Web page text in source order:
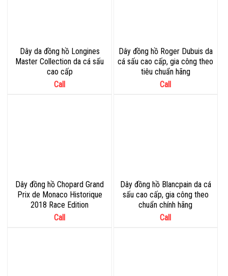
Dây da đồng hồ Longines
Master Collection da cá sấu
cao cấp
Call
Dây đồng hồ Roger Dubuis da
cá sấu cao cấp, gia công theo
tiêu chuẩn hãng
Call
Dây đồng hồ Chopard Grand
Prix de Monaco Historique
2018 Race Edition
Call
Dây đồng hồ Blancpain da cá
sấu cao cấp, gia công theo
chuẩn chính hãng
Call